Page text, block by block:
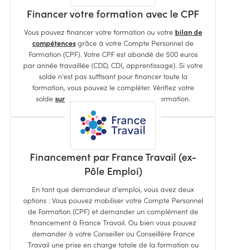
Financer votre formation avec le CPF
Vous pouvez financer votre formation ou votre bilan de
compétences grâce à votre Compte Personnel de
Formation (CPF). Votre CPF est abondé de 500 euros
par année travaillée (CDD, CDI, apprentissage). Si votre
solde n'est pas suffisant pour financer toute la
formation, vous pouvez le compléter. Vérifiez votre
solde sur le site officiel Mon Compte Formation.
Financement par France Travail (ex-
Pôle Emploi)
En tant que demandeur d'emploi, vous avez deux
options : Vous pouvez mobiliser votre Compte Personnel
de Formation (CPF) et demander un complément de
financement à France Travail. Ou bien vous pouvez
demander à votre Conseiller ou Conseillère France
Travail une prise en charge totale de la formation ou